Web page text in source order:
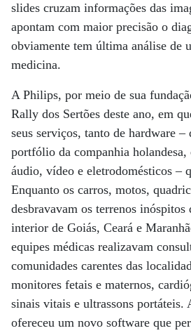
slides cruzam informações das
apontam com maior precisão o
obviamente tem última análise de
medicina.
A Philips, por meio de sua
Rally dos Sertões deste ano, em
seus serviços, tanto de hardware –
portfólio da companhia holandesa,
áudio, vídeo e eletrodomésticos –
Enquanto os carros, motos,
desbravavam os terrenos inóspitos
interior de Goiás, Ceará e
equipes médicas realizavam
comunidades carentes das
monitores fetais e maternos,
sinais vitais e ultrassons portáteis.
ofereceu um novo software que